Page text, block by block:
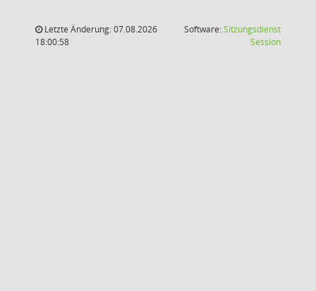
Letzte Änderung: 07.08.2026
18:00:58
Software:Sitzungsdienst
Session(Wird in